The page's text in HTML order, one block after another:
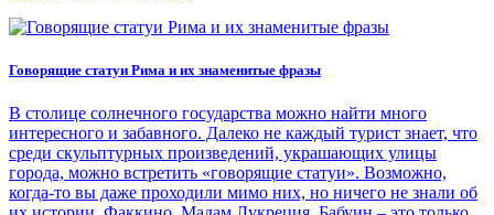
Говорящие статуи Рима и их знаменитые фразы
В столице солнечного государства можно найти много
интересного и забавного. Далеко не каждый турист знает, что
среди скульптурных произведений, украшающих улицы
города, можно встретить «говорящие статуи». Возможно,
когда-то вы даже проходили мимо них, но ничего не знали об